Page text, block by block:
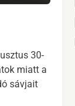
30-
miatt a
sávjait